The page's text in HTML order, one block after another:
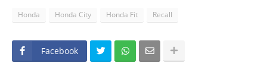
Honda Honda City Honda Fit Recall
Facebook